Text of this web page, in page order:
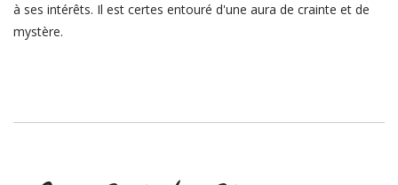
à ses intérêts. Il est certes entouré d'une aura de crainte et de
mystère.